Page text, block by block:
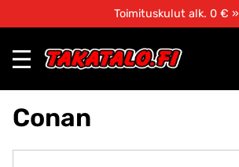
Toimituskulut alk. 0 € »
Conan